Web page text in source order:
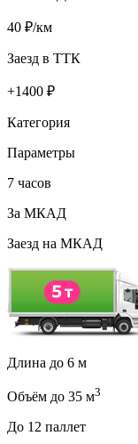
40 ₽/км
Заезд в ТТК
+1400 ₽
Категория
Параметры
7 часов
За МКАД
Заезд на МКАД
Длина до 6 м
Объём до 35 м3
До 12 паллет